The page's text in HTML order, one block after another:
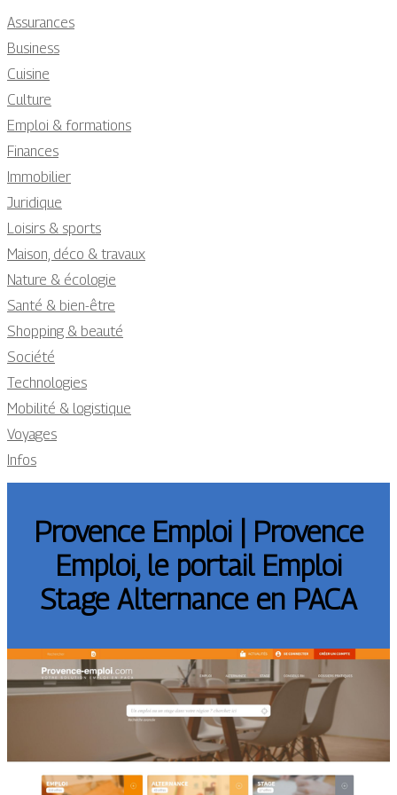
Assurances
Business
Cuisine
Culture
Emploi & formations
Finances
Immobilier
Juridique
Loisirs & sports
Maison, déco & travaux
Nature & écologie
Santé & bien-être
Shopping & beauté
Société
Technologies
Mobilité & logistique
Voyages
Infos
Provence Emploi | Provence
Emploi, le portail Emploi
Stage Alternance en PACA